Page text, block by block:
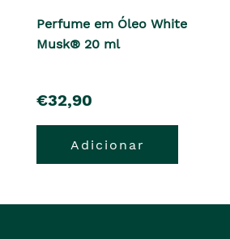
Perfume em Óleo White
Musk® 20 ml
pre�o
€32,90
Adicionar